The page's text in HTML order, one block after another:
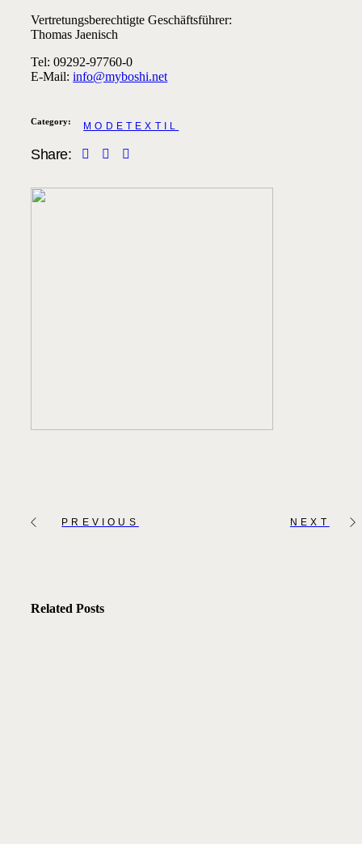
Vertretungsberechtigte Geschäftsführer:
Thomas Jaenisch
Tel: 09292-97760-0
E-Mail:info@myboshi.net
Category: MODETEXTIL
Share:
PREVIOUS NEXT
Related Posts